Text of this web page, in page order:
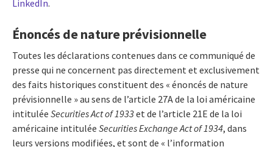
LinkedIn.
Énoncés de nature prévisionnelle
Toutes les déclarations contenues dans ce communiqué de
presse qui ne concernent pas directement et exclusivement
des faits historiques constituent des « énoncés de nature
prévisionnelle » au sens de l’article 27A de la loi américaine
intitulée Securities Act of 1933et de l’article 21E de la loi
américaine intitulée Securities Exchange Act of 1934, dans
leurs versions modifiées, et sont de « l’information